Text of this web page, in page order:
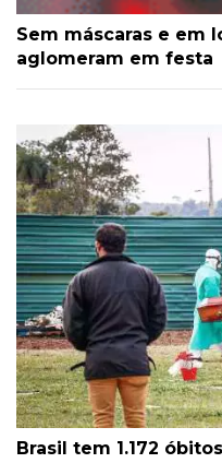
Sem máscaras e em
aglomeram em festa
Brasil tem 1.172